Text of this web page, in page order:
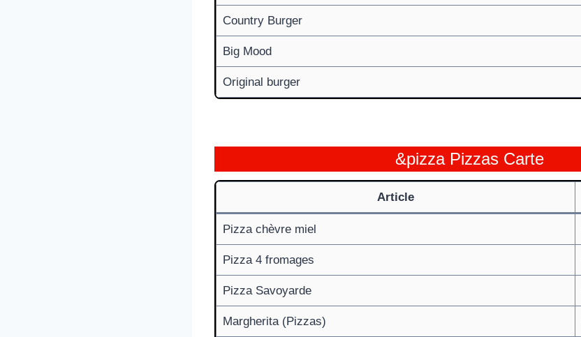
Country Burger
Big Mood
Original burger
&pizza Pizzas Carte
Article
Pizza chèvre miel
Pizza 4 fromages
Pizza Savoyarde
Margherita (Pizzas)